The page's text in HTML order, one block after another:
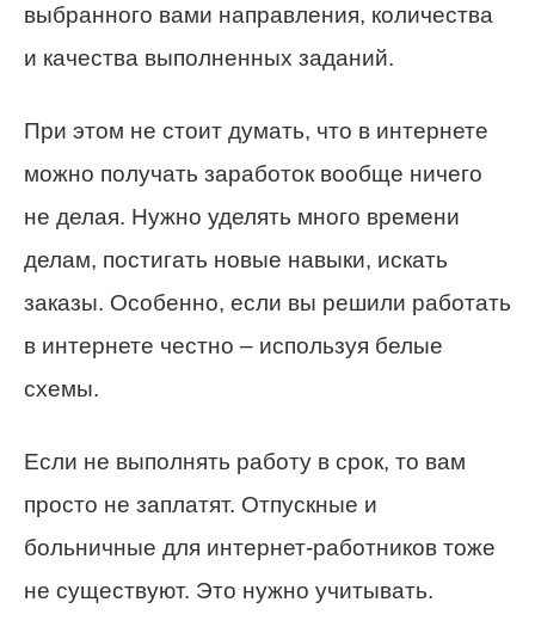
выбранного вами направления, количества
и качества выполненных заданий.
При этом не стоит думать, что в интернете
можно получать заработок вообще ничего
не делая. Нужно уделять много времени
делам, постигать новые навыки, искать
заказы. Особенно, если вы решили работать
в интернете честно – используя белые
схемы.
Если не выполнять работу в срок, то вам
просто не заплатят. Отпускные и
больничные для интернет-работников тоже
не существуют. Это нужно учитывать.